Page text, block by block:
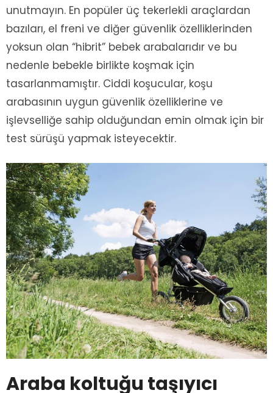
unutmayın. En popüler üç tekerlekli araçlardan
bazıları, el freni ve diğer güvenlik özelliklerinden
yoksun olan “hibrit” bebek arabalarıdır ve bu
nedenle bebekle birlikte koşmak için
tasarlanmamıştır. Ciddi koşucular, koşu
arabasının uygun güvenlik özelliklerine ve
işlevselliğe sahip olduğundan emin olmak için bir
test sürüşü yapmak isteyecektir.
Araba koltuğu taşıyıcı